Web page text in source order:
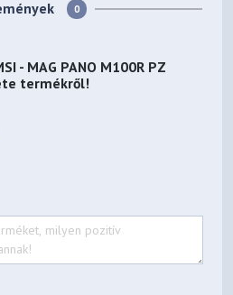
0
- MAG PANO M100R PZ
termékről!